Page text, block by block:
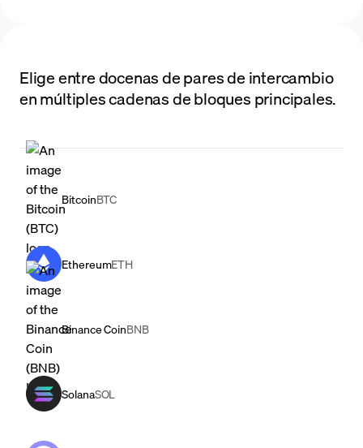
Elige entre docenas de pares de intercambio
en múltiples cadenas de bloques principales.
BitcoinBTC
EthereumETH
Binance CoinBNB
SolanaSOL